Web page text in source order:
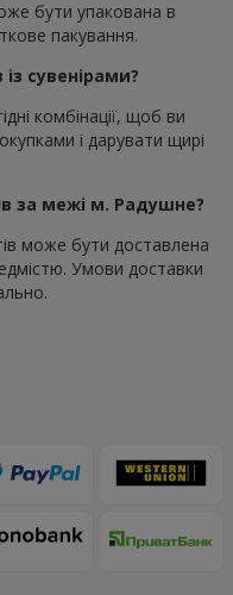
бути упакована в
пакування.
сувенірами?
комбінації, щоб ви
і дарувати щирі
за межі м. Радушне?
може бути доставлена
Умови доставки